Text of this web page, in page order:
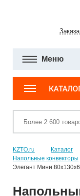
Меню
KZTO.ru Каталог
Напольные конвекторы
Элегант Мини